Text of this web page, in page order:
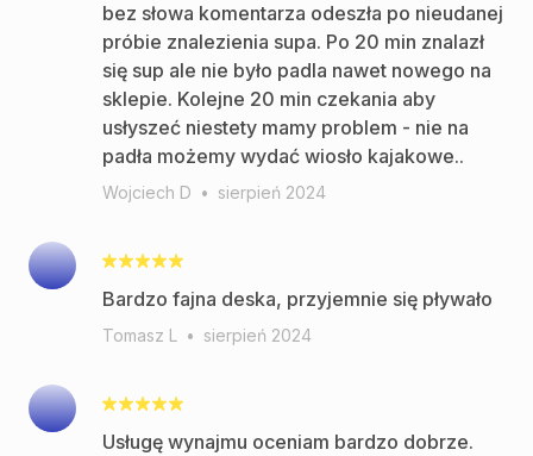
bez słowa komentarza odeszła po nieudanej
próbie znalezienia supa. Po 20 min znalazł
się sup ale nie było padla nawet nowego na
sklepie. Kolejne 20 min czekania aby
usłyszeć niestety mamy problem - nie na
padła możemy wydać wiosło kajakowe..
Wojciech D • sierpień 2024
Bardzo fajna deska, przyjemnie się pływało
Tomasz L • sierpień 2024
Usługę wynajmu oceniam bardzo dobrze.